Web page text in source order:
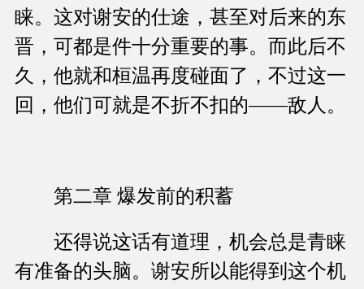
睐。这对谢安的仕途，甚至对后来的东
晋，可都是件十分重要的事。而此后不
久，他就和桓温再度碰面了，不过这一
回，他们可就是不折不扣的——敌人。
第二章 爆发前的积蓄
还得说这话有道理，机会总是青睐
有准备的头脑。谢安所以能得到这个机